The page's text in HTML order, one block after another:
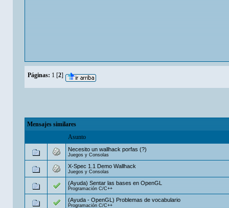
Páginas: 1 [2]
Mensajes similares
Asunto
Necesito un wallhack porfas (?)
Juegos y Consolas
X-Spec 1.1 Demo Wallhack
Juegos y Consolas
(Ayuda) Sentar las bases en OpenGL
Programación C/C++
(Ayuda - OpenGL) Problemas de vocabulario
Programación C/C++